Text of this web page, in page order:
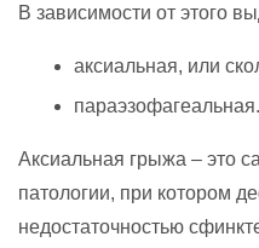
В зависимости от этого
аксиальная, или
параэзофагеальная.
Аксиальная грыжа – это
патологии, при котором
недостаточностью